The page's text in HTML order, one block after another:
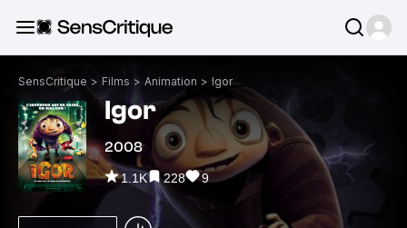
SensCritique > Films > Animation > Igor
Igor
2008
1.1K 228 9